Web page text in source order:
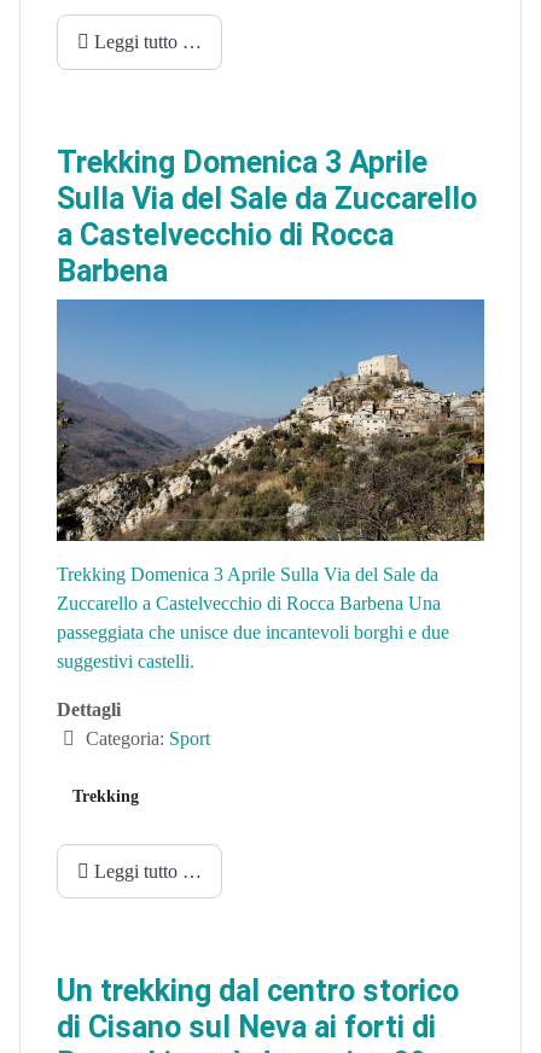
Leggi tutto …
Trekking Domenica 3 Aprile
Sulla Via del Sale da Zuccarello
a Castelvecchio di Rocca
Barbena
Trekking Domenica 3 Aprile Sulla Via del Sale da
Zuccarello a Castelvecchio di Rocca Barbena Una
passeggiata che unisce due incantevoli borghi e due
suggestivi castelli.
Dettagli
Categoria: Sport
Trekking
Leggi tutto …
Un trekking dal centro storico
di Cisano sul Neva ai forti di